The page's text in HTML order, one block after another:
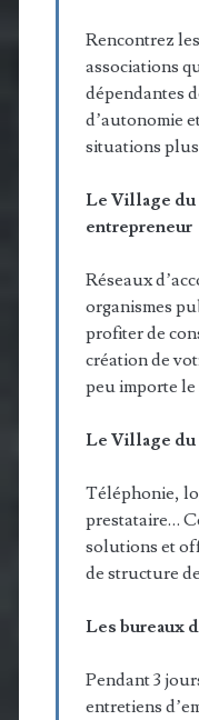
Rencontrez
associations
dépendantes
d’autonomie
situations
Le Village du
entrepreneur
Réseaux
organismes
profiter de
création de
peu importe le
Le Village
Téléphonie,
prestataire…
solutions et
de structure
Les bureaux
Pendant 3
entretiens